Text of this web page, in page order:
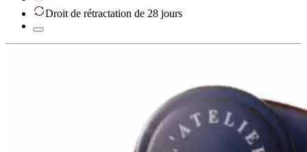
Droit de rétractation de 28 jours